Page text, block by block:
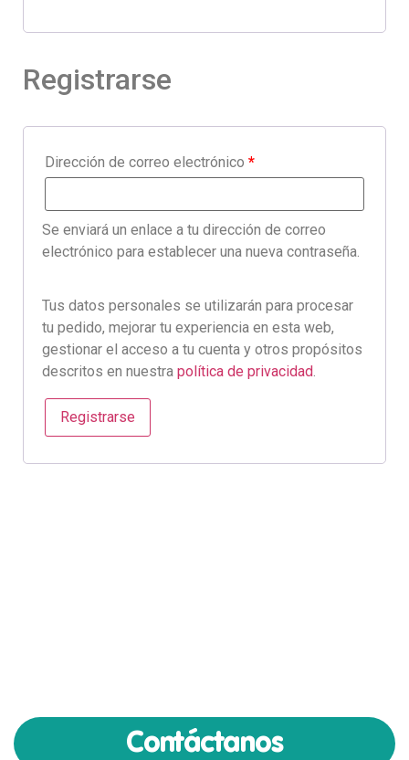
Registrarse
Dirección de correo electrónico *
Se enviará un enlace a tu dirección de correo
electrónico para establecer una nueva contraseña.
Tus datos personales se utilizarán para procesar
tu pedido, mejorar tu experiencia en esta web,
gestionar el acceso a tu cuenta y otros propósitos
descritos en nuestra política de privacidad
Registrarse
Contáctanos